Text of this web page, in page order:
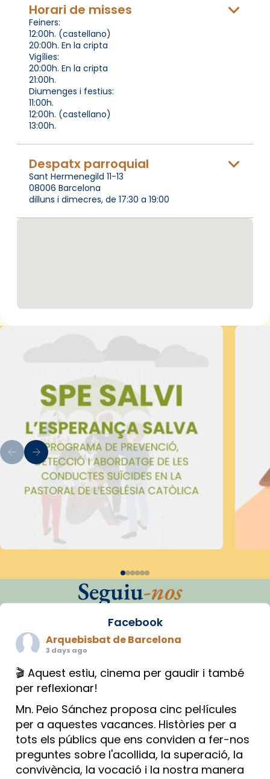
Horari de misses
Feiners:
12:00h. (castellano)
20:00h. En la cripta
Vigílies:
20:00h. En la cripta
21:00h.
Diumenges i festius:
11:00h.
12:00h. (castellano)
13:00h.
Despatx parroquial
Sant Hermenegild 11-13
08006 Barcelona
dilluns i dimecres, de 17:30 a 19:00
Seguiu-nos
Facebook
Arquebisbat de Barcelona
3 days ago
🎬 Aquest estiu, cinema per gaudir i també
per reflexionar!
Mn. Peio Sánchez proposa cinc pel·lícules
per a aquestes vacances. Històries per a
tots els públics que ens conviden a fer-nos
preguntes sobre l'acollida, la superació, la
convivència, la vocació i la nostra manera